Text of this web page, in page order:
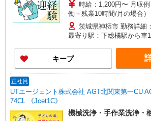
時給：1,200円〜 月収
働＋残業10時間/月の場合）
茨城県神栖市 勤務詳細
最寄り駅：下総橘駅から
キープ
正社員
UTエージェント株式会社 AGT北関東第一CU
74CL 《Jcet1C》
機械洗浄・手作業洗浄・